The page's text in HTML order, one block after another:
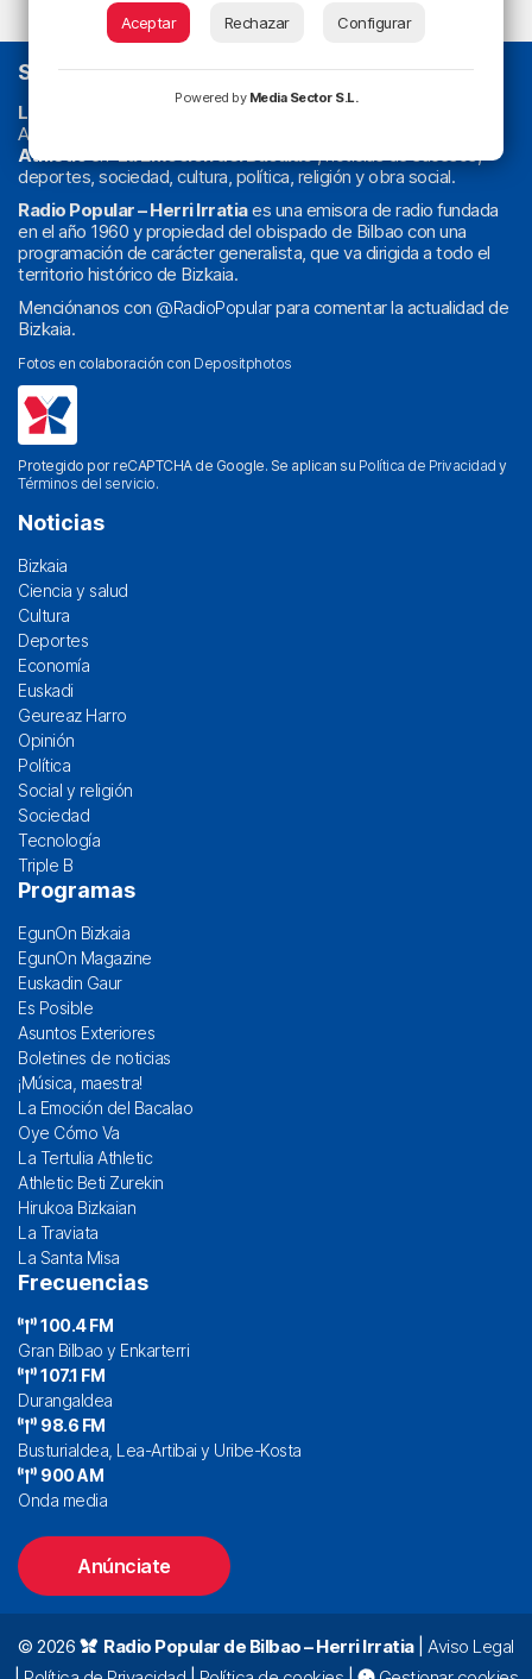
SOBRE NOSOTROS
La radio sin cadenas
. Desde 1960 haciendo radio en Bilbao.
Actualidad y
Athletic
deportes, sociedad, cultura, política, religión y obra social.
Radio Popular – Herri Irratiaes una emisora de radio fundada
en el año 1960 y propiedad del obispado de Bilbao con una
programación de carácter generalista, que va dirigida a todo el
territorio histórico de Bizkaia.
Menciónanos con @RadioPopularpara comentar la actualidad de
Bizkaia.
Fotos en colaboración con Depositphotos
Protegido por reCAPTCHA de Google. Se aplican su Política de Privacidad y
Términos del servicio.
Noticias
Bizkaia
Ciencia y salud
Cultura
Deportes
Economía
Euskadi
Geureaz Harro
Opinión
Política
Social y religión
Sociedad
Tecnología
Triple B
Programas
EgunOn Bizkaia
EgunOn Magazine
Euskadin Gaur
Es Posible
Asuntos Exteriores
Boletines de noticias
¡Música, maestra!
La Emoción del Bacalao
Oye Cómo Va
La Tertulia Athletic
Athletic Beti Zurekin
Hirukoa Bizkaian
La Traviata
La Santa Misa
Frecuencias
100.4 FM
Gran Bilbao y Enkarterri
107.1 FM
Durangaldea
98.6 FM
Busturialdea, Lea-Artibai y Uribe-Kosta
900 AM
Onda media
Anúnciate
© 2026 Radio Popular de Bilbao – Herri Irratia| Aviso Legal
Aceptar Rechazar Configurar
Powered by Media Sector S.L.